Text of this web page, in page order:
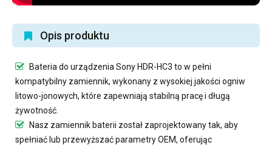
Opis produktu
Bateria do urządzenia Sony HDR-HC3 to w pełni
kompatybilny zamiennik, wykonany z wysokiej jakości ogniw
litowo-jonowych, które zapewniają stabilną pracę i długą
żywotność.
Nasz zamiennik baterii został zaprojektowany tak, aby
spełniać lub przewyższać parametry OEM, oferując